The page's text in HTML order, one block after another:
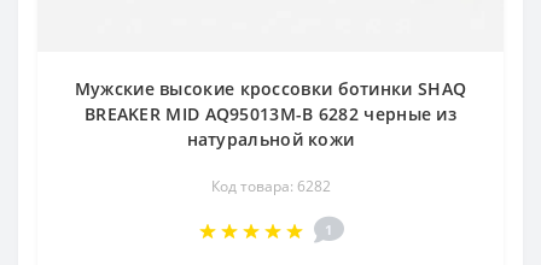
Мужские высокие кроссовки ботинки SHAQ
BREAKER MID AQ95013M-B 6282 черные из
натуральной кожи
Код товара: 6282
1